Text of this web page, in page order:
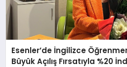
Esenler’de İngilizce
Büyük Açılış Fırsatıyla %20